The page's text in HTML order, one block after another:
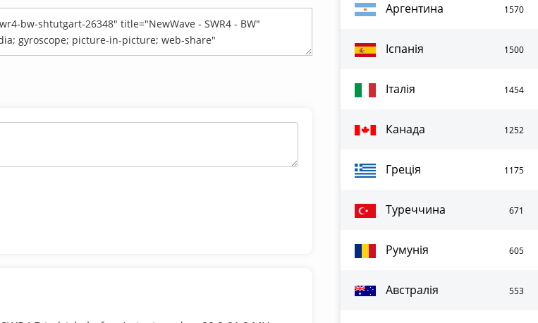
Аргентина 1570
Іспанія 1500
Італія 1454
Канада 1252
Греція 1175
Туреччина 671
Румунія 605
Австралія 553